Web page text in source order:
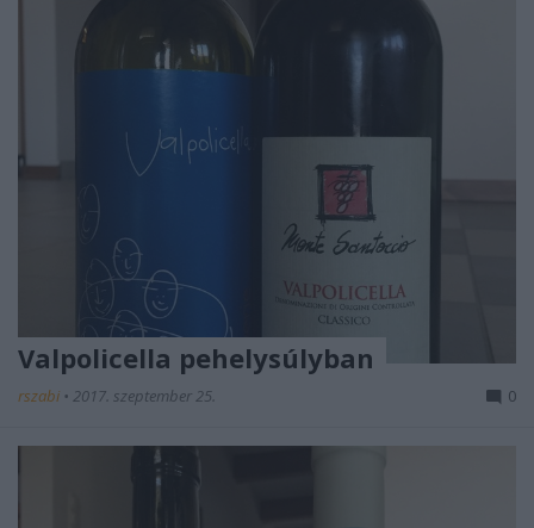
Valpolicella pehelysúlyban
rszabi • 2017. szeptember 25. 0